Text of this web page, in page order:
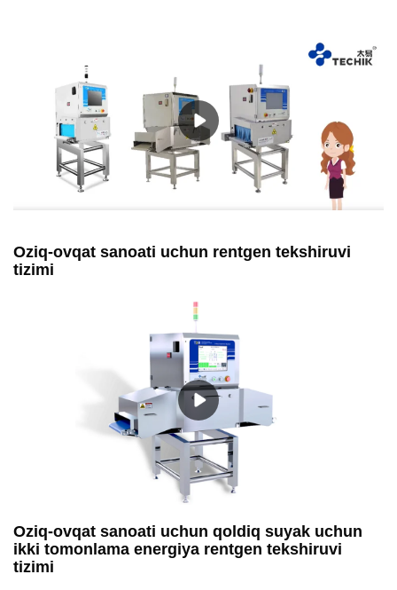
Oziq-ovqat sanoati uchun rentgen tekshiruvi
tizimi
Oziq-ovqat sanoati uchun qoldiq suyak uchun
ikki tomonlama energiya rentgen tekshiruvi
tizimi